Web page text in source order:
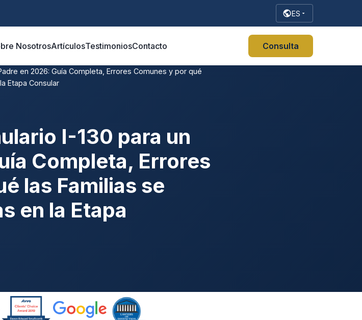
ES
NosotrosArtículosTestimoniosContacto Consulta
en 2026: Guía Completa, Errores Comunes y por qué
Etapa Consular
I-130 para un
Completa, Errores
las Familias se
en la Etapa